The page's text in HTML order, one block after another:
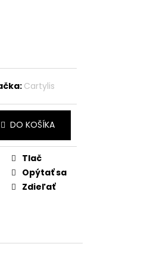
Cartylis
DO KOŠÍKA
Tlač
Opýtať sa
Zdieľať